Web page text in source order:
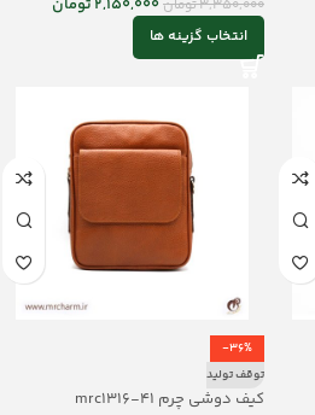
3,350,000تومان2,150,000تومان
انتخاب گزینه ها
-36%
توقف تولید
کیف دوشی چرم mrc1316-41